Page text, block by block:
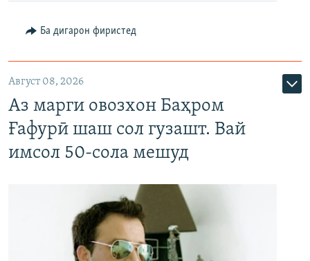
Ба дигарон фиристед
Август 08, 2026
Аз марги овозхон Баҳром
Ғафурӣ шаш сол гузашт. Вай
имсол 50-сола мешуд